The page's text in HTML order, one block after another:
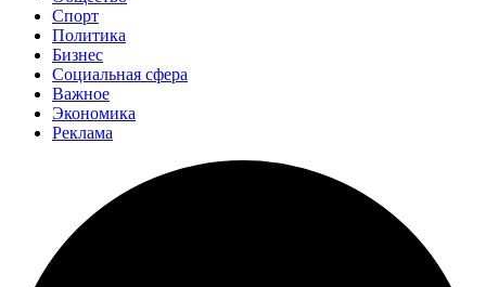
Спорт
Политика
Бизнес
Социальная сфера
Важное
Экономика
Реклама